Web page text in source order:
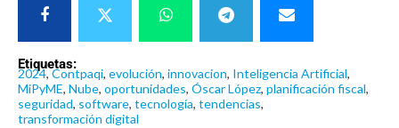
Etiquetas:
2024, Contpaqi, evolución, innovacion, Inteligencia Artificial,
MiPyME, Nube, oportunidades, Óscar López, planificación fiscal,
seguridad, software, tecnología, tendencias,
transformación digital